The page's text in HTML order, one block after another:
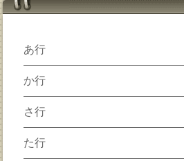
あ行
か行
さ行
た行